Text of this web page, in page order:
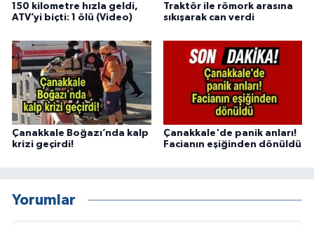
150 kilometre hızla geldi,
ATV’yi biçti: 1 ölü (Video)
Traktör ile römork arasına
sıkışarak can verdi
Çanakkale Boğazı’nda kalp
krizi geçirdi!
Çanakkale'de panik anları!
Facianın eşiğinden dönüldü
Yorumlar